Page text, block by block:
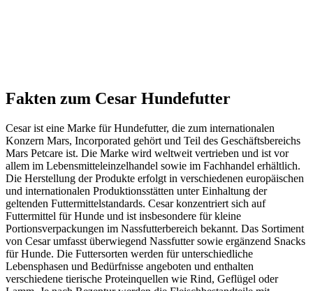
Fakten zum Cesar Hundefutter
Cesar ist eine Marke für Hundefutter, die zum internationalen
Konzern Mars, Incorporated gehört und Teil des Geschäftsbereichs
Mars Petcare ist. Die Marke wird weltweit vertrieben und ist vor
allem im Lebensmitteleinzelhandel sowie im Fachhandel erhältlich.
Die Herstellung der Produkte erfolgt in verschiedenen europäischen
und internationalen Produktionsstätten unter Einhaltung der
geltenden Futtermittelstandards. Cesar konzentriert sich auf
Futtermittel für Hunde und ist insbesondere für kleine
Portionsverpackungen im Nassfutterbereich bekannt. Das Sortiment
von Cesar umfasst überwiegend Nassfutter sowie ergänzend Snacks
für Hunde. Die Futtersorten werden für unterschiedliche
Lebensphasen und Bedürfnisse angeboten und enthalten
verschiedene tierische Proteinquellen wie Rind, Geflügel oder